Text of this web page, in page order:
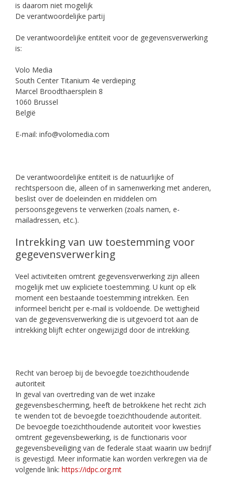
is daarom niet mogelijk
De verantwoordelijke partij
De verantwoordelijke entiteit voor de gegevensverwerking
is:
Volo Media
South Center Titanium 4e verdieping
Marcel Broodthaersplein 8
1060 Brussel
België
E-mail: info@volomedia.com
De verantwoordelijke entiteit is de natuurlijke of
rechtspersoon die, alleen of in samenwerking met anderen,
beslist over de doeleinden en middelen om
persoonsgegevens te verwerken (zoals namen, e-
mailadressen, etc.).
Intrekking van uw toestemming voor
gegevensverwerking
Veel activiteiten omtrent gegevensverwerking zijn alleen
mogelijk met uw expliciete toestemming. U kunt op elk
moment een bestaande toestemming intrekken. Een
informeel bericht per e-mail is voldoende. De wettigheid
van de gegevensverwerking die is uitgevoerd tot aan de
intrekking blijft echter ongewijzigd door de intrekking.
Recht van beroep bij de bevoegde toezichthoudende
autoriteit
In geval van overtreding van de wet inzake
gegevensbescherming, heeft de betrokkene het recht zich
te wenden tot de bevoegde toezichthoudende autoriteit.
De bevoegde toezichthoudende autoriteit voor kwesties
omtrent gegevensbewerking, is de functionaris voor
gegevensbeveiliging van de federale staat waarin uw bedrijf
is gevestigd. Meer informatie kan worden verkregen via de
volgende link: https://idpc.org.mt